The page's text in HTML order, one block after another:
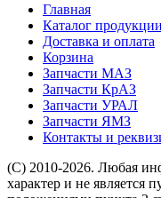
Главная
Каталог продукции
Доставка и оплата
Корзина
Запчасти МАЗ
Запчасти КрАЗ
Запчасти УРАЛ
Запчасти ЯМЗ
Контакты и
(C) 2010-2026. Любая
характер и не является